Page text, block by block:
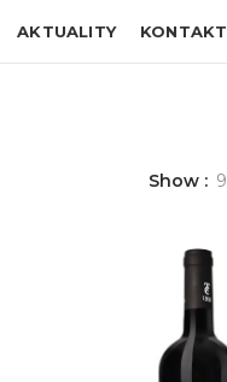
AKTUALITY KONTAKT
Show 9